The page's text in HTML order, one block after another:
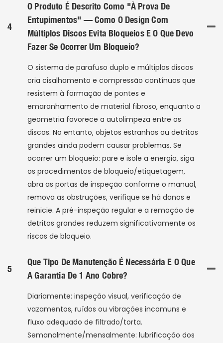
4
O Produto É Descrito Como "à Prova De
Entupimentos" — Como O Design Com
Múltiplos Discos Evita Bloqueios E O Que Devo
Fazer Se Ocorrer Um Bloqueio?
O sistema de parafuso duplo e múltiplos discos
cria cisalhamento e compressão contínuos que
resistem à formação de pontes e
emaranhamento de material fibroso, enquanto a
geometria favorece a autolimpeza entre os
discos. No entanto, objetos estranhos ou detritos
grandes ainda podem causar problemas. Se
ocorrer um bloqueio: pare e isole a energia, siga
os procedimentos de bloqueio/etiquetagem,
abra as portas de inspeção conforme o manual,
remova as obstruções, verifique se há danos e
reinicie. A pré-inspeção regular e a remoção de
detritos grandes reduzem significativamente os
riscos de bloqueio.
5
Que Tipo De Manutenção É Necessária E O Que
A Garantia De 1 Ano Cobre?
Diariamente: inspeção visual, verificação de
vazamentos, ruídos ou vibrações incomuns e
fluxo adequado de filtrado/torta.
Semanalmente/mensalmente: lubrificação dos